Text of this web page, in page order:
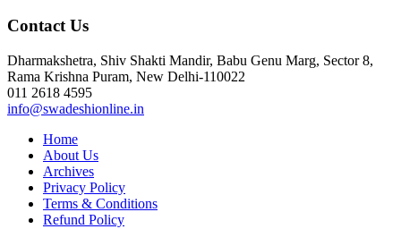
Contact Us
Dharmakshetra, Shiv Shakti Mandir, Babu Genu Marg, Sector 8,
Rama Krishna Puram, New Delhi-110022
011 2618 4595
info@swadeshionline.in
Home
About Us
Archives
Privacy Policy
Terms & Conditions
Refund Policy